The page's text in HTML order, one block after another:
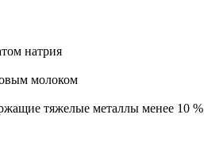
натрия
молоком
тяжелые металлы менее 10 %